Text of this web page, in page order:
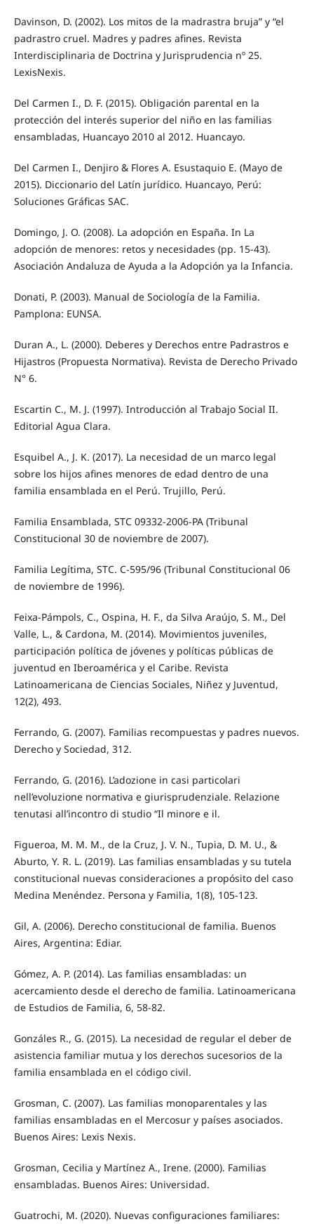
Davinson, D. (2002). Los mitos de la madrastra bruja” y “el
padrastro cruel. Madres y padres afines. Revista
Interdisciplinaria de Doctrina y Jurisprudencia nº 25.
LexisNexis.
Del Carmen I., D. F. (2015). Obligación parental en la
protección del interés superior del niño en las familias
ensambladas, Huancayo 2010 al 2012. Huancayo.
Del Carmen I., Denjiro & Flores A. Esustaquio E. (Mayo de
2015). Diccionario del Latín jurídico. Huancayo, Perú:
Soluciones Gráficas SAC.
Domingo, J. O. (2008). La adopción en España. In La
adopción de menores: retos y necesidades (pp. 15-43).
Asociación Andaluza de Ayuda a la Adopción ya la Infancia.
Donati, P. (2003). Manual de Sociología de la Familia.
Pamplona: EUNSA.
Duran A., L. (2000). Deberes y Derechos entre Padrastros e
Hijastros (Propuesta Normativa). Revista de Derecho Privado
N° 6.
Escartin C., M. J. (1997). Introducción al Trabajo Social II.
Editorial Agua Clara.
Esquibel A., J. K. (2017). La necesidad de un marco legal
sobre los hijos afines menores de edad dentro de una
familia ensamblada en el Perú. Trujillo, Perú.
Familia Ensamblada, STC 09332-2006-PA (Tribunal
Constitucional 30 de noviembre de 2007).
Familia Legítima, STC. C-595/96 (Tribunal Constitucional 06
de noviembre de 1996).
Feixa-Pámpols, C., Ospina, H. F., da Silva Araújo, S. M., Del
Valle, L., & Cardona, M. (2014). Movimientos juveniles,
participación política de jóvenes y políticas públicas de
juventud en Iberoamérica y el Caribe. Revista
Latinoamericana de Ciencias Sociales, Niñez y Juventud,
12(2), 493.
Ferrando, G. (2007). Familias recompuestas y padres nuevos.
Derecho y Sociedad, 312.
Ferrando, G. (2016). L’adozione in casi particolari
nell’evoluzione normativa e giurisprudenziale. Relazione
tenutasi all’incontro di studio “Il minore e il.
Figueroa, M. M. M., de la Cruz, J. V. N., Tupia, D. M. U., &
Aburto, Y. R. L. (2019). Las familias ensambladas y su tutela
constitucional nuevas consideraciones a propósito del caso
Medina Menéndez. Persona y Familia, 1(8), 105-123.
Gil, A. (2006). Derecho constitucional de familia. Buenos
Aires, Argentina: Ediar.
Gómez, A. P. (2014). Las familias ensambladas: un
acercamiento desde el derecho de familia. Latinoamericana
de Estudios de Familia, 6, 58-82.
Gonzáles R., G. (2015). La necesidad de regular el deber de
asistencia familiar mutua y los derechos sucesorios de la
familia ensamblada en el código civil.
Grosman, C. (2007). Las familias monoparentales y las
familias ensambladas en el Mercosur y países asociados.
Buenos Aires: Lexis Nexis.
Grosman, Cecilia y Martínez A., Irene. (2000). Familias
ensambladas. Buenos Aires: Universidad.
Guatrochi, M. (2020). Nuevas configuraciones familiares: